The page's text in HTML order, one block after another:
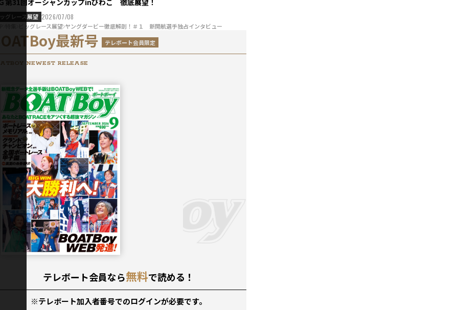
グレース展望 2026/07/08
ビッグレース展望 ヤングダービー徹底解剖！＃１ 新開航選手独占インタビュー
最新号 テレボート会員限定
NEWEST RELEASE
2026年
9月号
テレボート会員なら無料で読める！
※テレボート加入者番号でのログインが必要です。